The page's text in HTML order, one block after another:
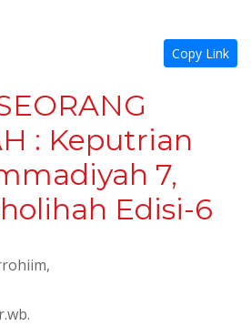
Copy Link
: Keputrian
7,
Edisi-6